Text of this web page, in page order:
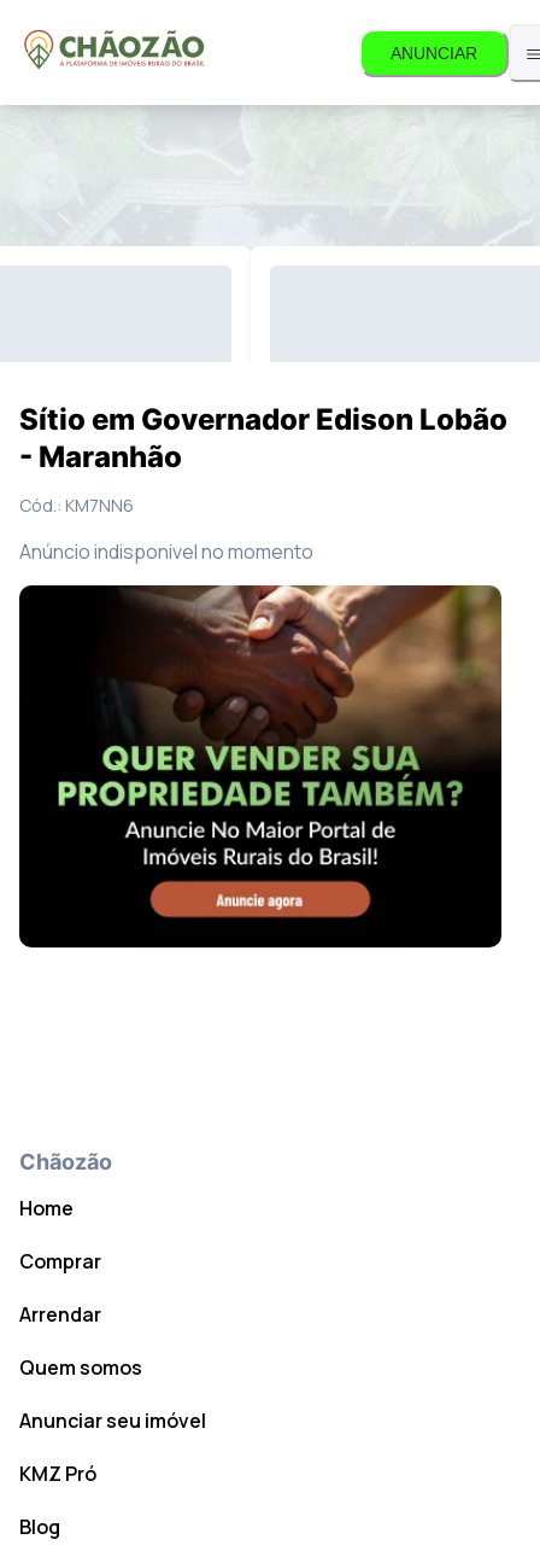
ANUNCIAR
Sítio em Governador Edison Lobão
- Maranhão
Cód.: KM7NN6
Anúncio indisponivel no momento
Chãozão
Home
Comprar
Arrendar
Quem somos
Anunciar seu imóvel
KMZ Pró
Blog